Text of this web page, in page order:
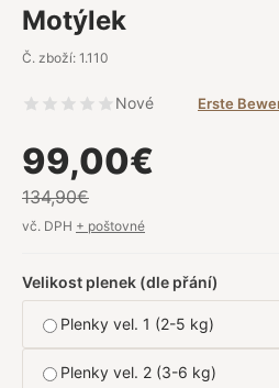
Motýlek
Č. zboží: 1.110
Nové Erste
99,00€
134,90€
vč. DPH + poštovné
Velikost plenek (dle přání)
Plenky vel. 1 (2-5 kg)
Plenky vel. 2 (3-6 kg)